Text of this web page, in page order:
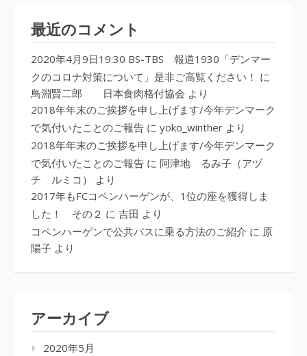
最近のコメント
2020年4月9日19:30 BS-TBS 報道1930「デンマー
クのコロナ対策について」是非ご高覧ください！ に
鳥淵賢二郎 日本食肉格付協会 より
2018年年末のご挨拶を申し上げます/今年デンマーク
で気付いたことのご報告 に yoko_winther より
2018年年末のご挨拶を申し上げます/今年デンマーク
で気付いたことのご報告 に 阿津地 るみ子（アヅ
チ ルミコ）
より
2017年もFCコペンハーゲンが、1位の座を獲得しま
した！ その２ に 吉田 より
コペンハーゲンで公共バスに乗る方法のご紹介 に 原
陽子 より
アーカイブ
2020年5月